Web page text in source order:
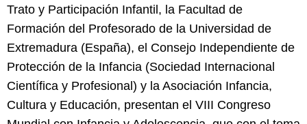
Trato y Participación Infantil, la Facultad de
Formación del Profesorado de la Universidad de
Extremadura (España), el Consejo Independiente de
Protección de la Infancia (Sociedad Internacional
Científica y Profesional) y la Asociación Infancia,
Cultura y Educación, presentan el VIII Congreso